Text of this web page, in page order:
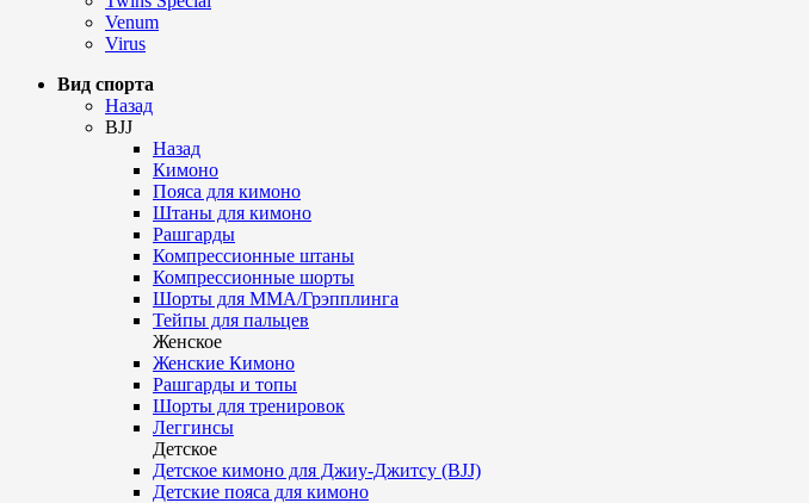
Venum
Virus
Вид спорта
Назад
BJJ
Назад
Кимоно
Пояса для кимоно
Штаны для кимоно
Рашгарды
Компрессионные штаны
Компрессионные шорты
Шорты для ММА/Грэпплинга
Тейпы для пальцев
Женское
Женские Кимоно
Рашгарды и топы
Шорты для тренировок
Леггинсы
Детское
Детское кимоно для Джиу-Джитсу (BJJ)
Детские пояса для кимоно